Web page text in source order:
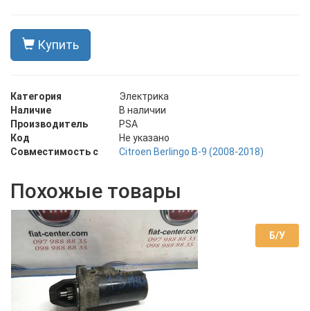
Купить
Категория
Электрика
Наличие
В наличии
Производитель
PSA
Код
Не указано
Совместимость с
Citroen Berlingo B-9 (2008-2018)
Похожые товары
Б/У